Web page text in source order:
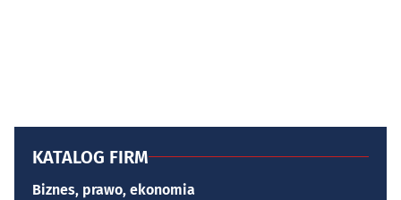
KATALOG FIRM
Biznes, prawo, ekonomia